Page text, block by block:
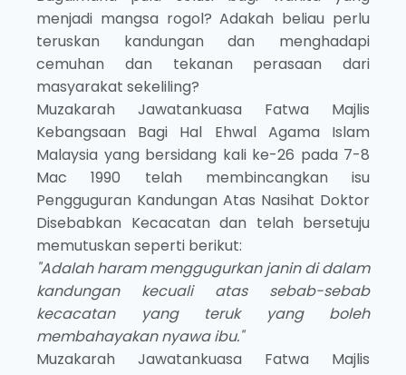
menjadi mangsa rogol? Adakah beliau perlu
teruskan kandungan dan menghadapi
cemuhan dan tekanan perasaan dari
masyarakat sekeliling?
Muzakarah Jawatankuasa Fatwa Majlis
Kebangsaan Bagi Hal Ehwal Agama Islam
Malaysia yang bersidang kali ke-26 pada 7-8
Mac 1990 telah membincangkan isu
Pengguguran Kandungan Atas Nasihat Doktor
Disebabkan Kecacatan dan telah bersetuju
memutuskan seperti berikut:
"Adalah haram menggugurkan janin di dalam
kandungan kecuali atas sebab-sebab
kecacatan yang teruk yang boleh
membahayakan nyawa ibu."
Muzakarah Jawatankuasa Fatwa Majlis